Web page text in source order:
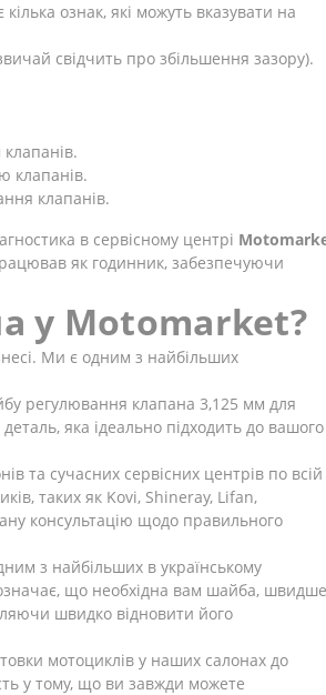
кілька ознак, які можуть вказувати на
свідчить про збільшення зазору).
клапанів.
клапанів.
в сервісному центрі
як годинник, забезпечуючи
у Motomarket?
Ми є одним з найбільших
регулювання клапана 3,125 мм для
яка ідеально підходить до вашого
та сучасних сервісних центрів по всій
таких як Kovi, Shineray, Lifan,
консультацію щодо правильного
з найбільших в українському
що необхідна вам шайба, швидше
швидко відновити його
мотоциклів у наших салонах до
у тому, що ви завжди можете